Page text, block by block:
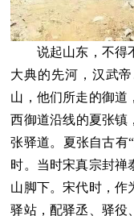
说起山东，不得不
大典的先河，汉武
山，他们所走的御道
西御道沿线的夏张
张驿道。夏张自古有
时。当时宋真宗封禅
山脚下。宋代时，作
驿站，配驿丞、驿役